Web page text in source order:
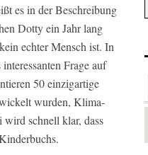
es in der Beschreibung
Dotty ein Jahr lang
echter Mensch ist. In
Frage auf
50 einzigartige
wurden, Klima-
schnell klar, dass